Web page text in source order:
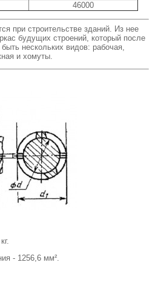
46000
при строительстве зданий. Из нее
будущих строений, который после
нескольких видов: рабочая,
и хомуты.
кг.
- 1256,6 мм².